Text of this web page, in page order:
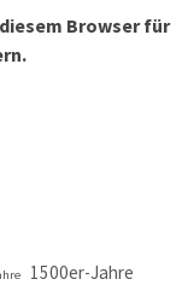
Browser für
1500er-Jahre